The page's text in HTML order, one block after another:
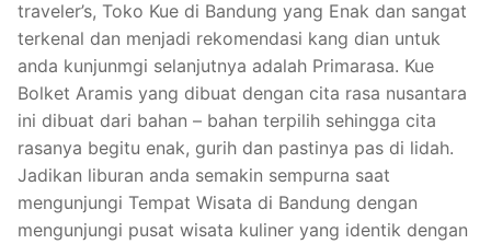
traveler’s, Toko Kue di Bandung yang Enak dan sangat
terkenal dan menjadi rekomendasi kang dian untuk
anda kunjunmgi selanjutnya adalah Primarasa. Kue
Bolket Aramis yang dibuat dengan cita rasa nusantara
ini dibuat dari bahan – bahan terpilih sehingga cita
rasanya begitu enak, gurih dan pastinya pas di lidah.
Jadikan liburan anda semakin sempurna saat
mengunjungi Tempat Wisata di Bandung dengan
mengunjungi pusat wisata kuliner yang identik dengan